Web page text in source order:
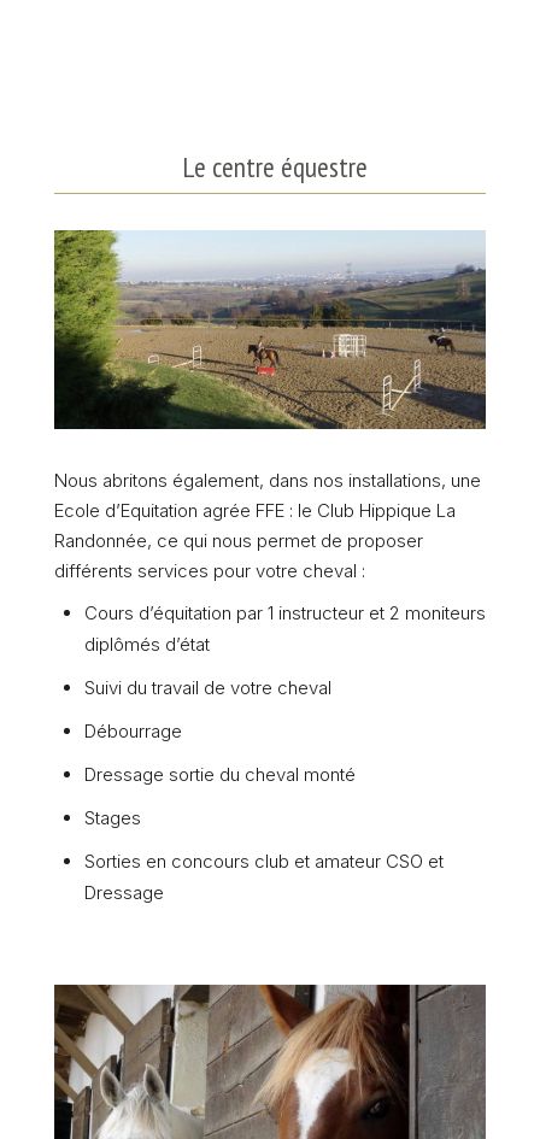
Le centre équestre
Nous abritons également, dans nos installations, une
Ecole d’Equitation agrée FFE : le Club Hippique La
Randonnée, ce qui nous permet de proposer
différents services pour votre cheval :
Cours d’équitation par 1 instructeur et 2 moniteurs
diplômés d’état
Suivi du travail de votre cheval
Débourrage
Dressage sortie du cheval monté
Stages
Sorties en concours club et amateur CSO et
Dressage